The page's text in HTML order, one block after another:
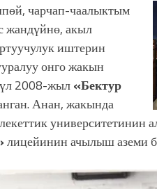
чарчап-чаалыктым
жандүйнө, акыл
иштерин
онго жакын
2008-жыл«Бектур
Анан, жакында
лицейинин ачылыш аземи